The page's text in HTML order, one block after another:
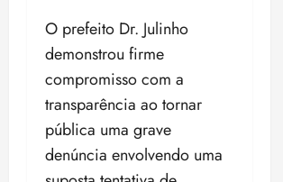
O prefeito Dr. Julinho
demonstrou firme
compromisso com a
transparência ao tornar
pública uma grave
denúncia envolvendo uma